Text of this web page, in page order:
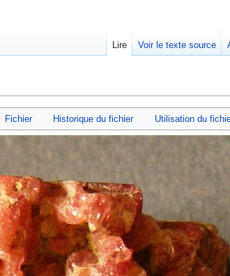
Fichier Historique du fichier Utilisation du
Lire Voir le texte source